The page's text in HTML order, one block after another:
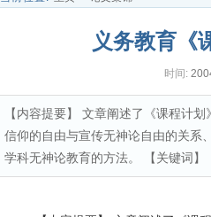
义务教育《
时间:
【内容提要】 文章阐述了《课程计
信仰的自由与宣传无神论自由的关系
学科无神论教育的方法。 【关键词】